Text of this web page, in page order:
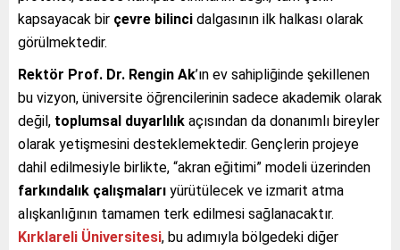
kapsayacak bir çevre bilinci dalgasının ilk halkası olarak
görülmektedir.
Rektör Prof. Dr. Rengin Ak’ın ev sahipliğinde şekillenen
bu vizyon, üniversite öğrencilerinin sadece akademik olarak
değil, toplumsal duyarlılık açısından da donanımlı bireyler
olarak yetişmesini desteklemektedir. Gençlerin projeye
dahil edilmesiyle birlikte, “akran eğitimi” modeli üzerinden
farkındalık çalışmaları yürütülecek ve izmarit atma
alışkanlığının tamamen terk edilmesi sağlanacaktır.
Kırklareli Üniversitesi, bu adımıyla bölgedeki diğer